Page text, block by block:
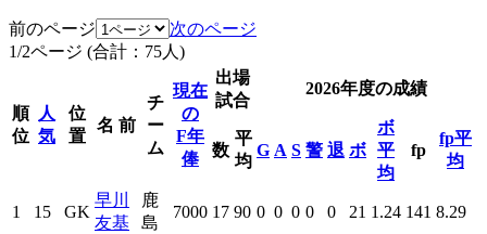
前のページ
次のページ
1/2ページ (合計：75人)
順
位
人
気
位
置
名 前
チ
ー
ム
現在
の
F年
俸
出場
試合
2026年度の成績
数
平
均
G A S 警 退 ボ
ボ
平
均
fp
fp平
均
1 15 GK
早川
友基
鹿
島
7000 17 90 0 0 0 0 0 21 1.24 141 8.29